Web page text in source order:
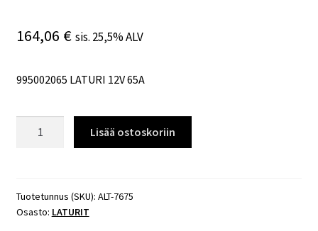
164,06 € sis. 25,5% ALV
995002065 LATURI 12V 65A
määrä
Lisää ostoskoriin
Tuotetunnus (SKU): ALT-7675
Osasto: LATURIT